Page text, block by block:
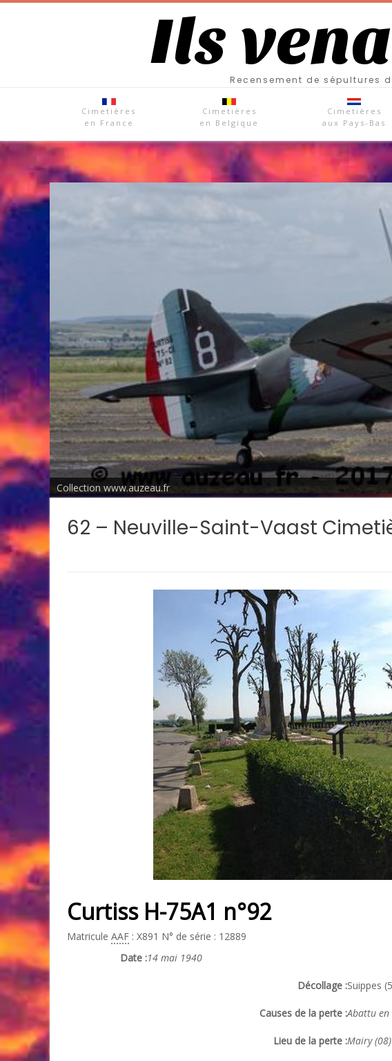
Ils
Recensement de sépultures
Cimetières
en France
Cimetières
en Belgique
Cimetières
aux Pays-Bas
Collection www.auzeau.fr
62 – Neuville-Saint-Vaast
Curtiss H-75A1 n°92
Matricule AAF : X891 N° de série : 12889
Date :14 mai 1940
Décollage :Suippes
Causes de la perte :Abattu
Lieu de la perte :Mairy (08)